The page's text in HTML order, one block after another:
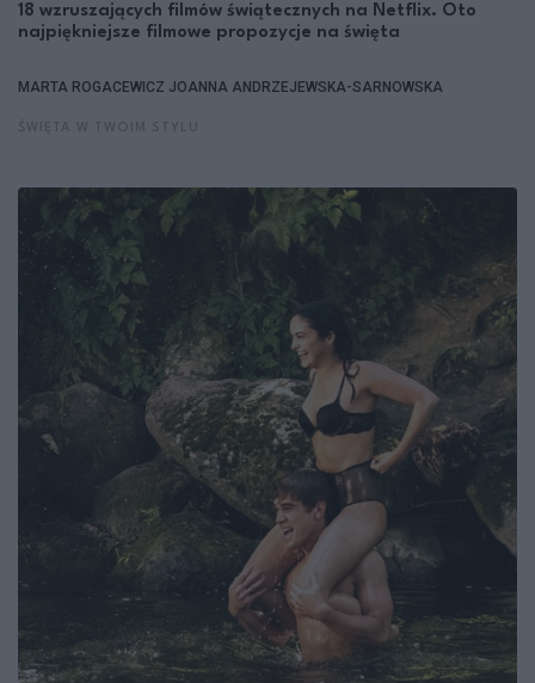
18 wzruszających filmów świątecznych na Netflix. Oto
najpiękniejsze filmowe propozycje na święta
MARTA ROGACEWICZ JOANNA ANDRZEJEWSKA-SARNOWSKA